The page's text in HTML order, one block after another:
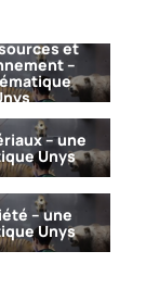
et
–
– une
Unys
– une
Unys